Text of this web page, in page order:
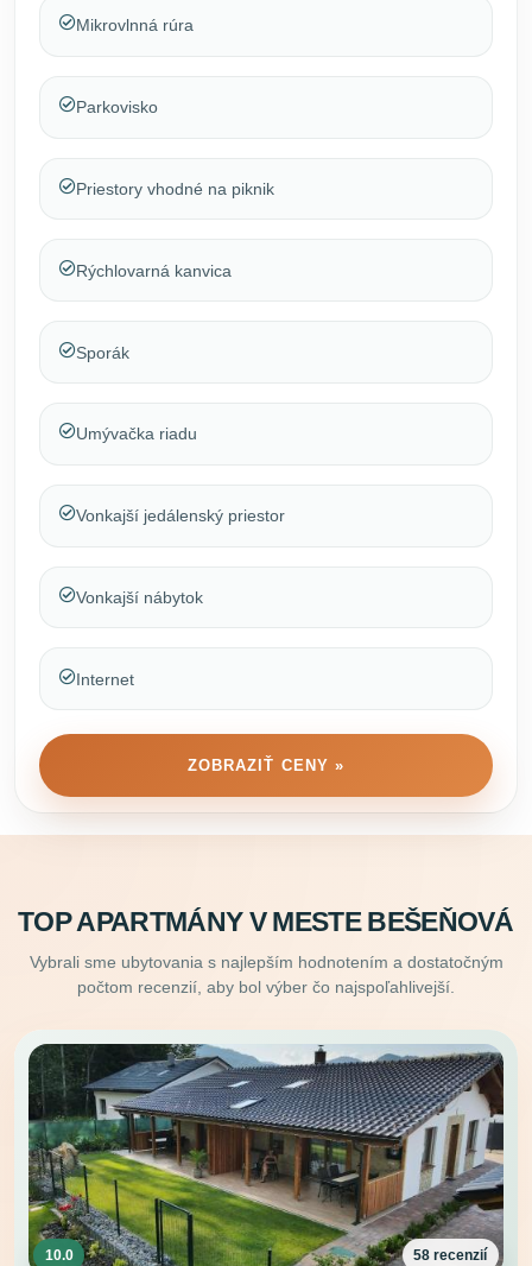
Mikrovlnná rúra
Parkovisko
Priestory vhodné na piknik
Rýchlovarná kanvica
Sporák
Umývačka riadu
Vonkajší jedálenský priestor
Vonkajší nábytok
Internet
ZOBRAZIŤ CENY »
TOP APARTMÁNY V MESTE BEŠEŇOVÁ
Vybrali sme ubytovania s najlepším hodnotením a dostatočným
počtom recenzií, aby bol výber čo najspoľahlivejší.
10.0 58 recenzií